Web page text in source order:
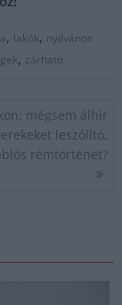
, lakók, nyilvános
, zárható
mégsem álhír
leszólító,
rémtörténet?